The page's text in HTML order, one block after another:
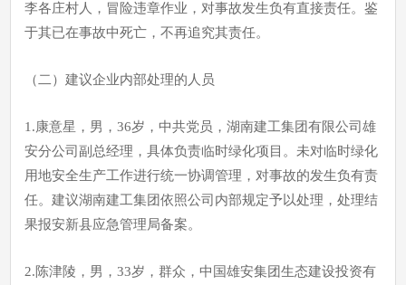
李各庄村人，冒险违章作业，对事故发生负有直接责任。鉴
于其已在事故中死亡，不再追究其责任。
（二）建议企业内部处理的人员
1.康意星，男，36岁，中共党员，湖南建工集团有限公司雄
安分公司副总经理，具体负责临时绿化项目。未对临时绿化
用地安全生产工作进行统一协调管理，对事故的发生负有责
任。建议湖南建工集团依照公司内部规定予以处理，处理结
果报安新县应急管理局备案。
2.陈津陵，男，33岁，群众，中国雄安集团生态建设投资有